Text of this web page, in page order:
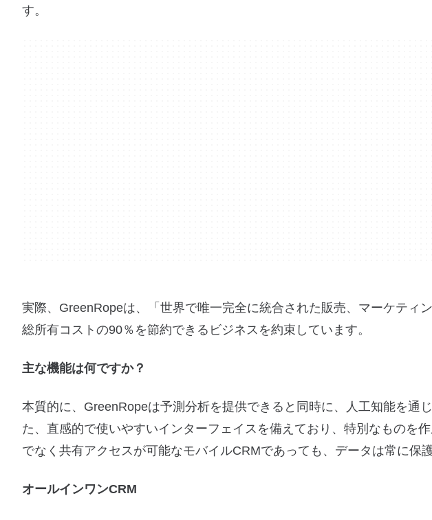
す。
実際、GreenRopeは、「世界で唯一完全に統合された販売、マーケティ
総所有コストの90％を節約できるビジネスを約束しています。
主な機能は何ですか？
本質的に、GreenRopeは予測分析を提供できると同時に、人工知能を通
た、直感的で使いやすいインターフェイスを備えており、特別なものを
でなく共有アクセスが可能なモバイルCRMであっても、データは常に保
オールインワンCRM